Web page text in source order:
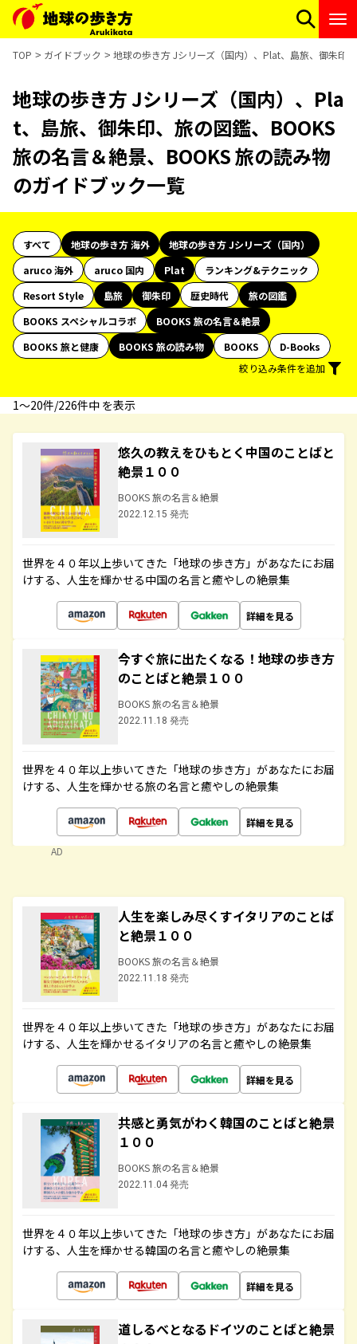
TOP ガイドブック 地球の歩き方 Jシリーズ（国内）、Plat、島旅、御朱印
地球の歩き方 Jシリーズ（国内）、Pla
t、島旅、御朱印、旅の図鑑、BOOKS
旅の名言＆絶景、BOOKS 旅の読み物
のガイドブック一覧
すべて 地球の歩き方 海外
地球の歩き方 Jシリーズ（国内）
aruco 海外
aruco 国内 Plat
ランキング&テクニック
Resort Style
島旅 御朱印 歴史時代
旅の図鑑
BOOKS スペシャルコラボ
BOOKS 旅の名言＆絶景
BOOKS 旅と健康
BOOKS 旅の読み物 BOOKS
D-Books
絞り込み条件を追加
1〜20件/226件中 を表示
悠久の教えをひもとく中国のことばと
絶景１００
BOOKS 旅の名言＆絶景
2022.12.15 発売
世界を４０年以上歩いてきた「地球の歩き方」があなたにお届
けする、人生を輝かせる中国の名言と癒やしの絶景集
詳細を見る
今すぐ旅に出たくなる！地球の歩き方
のことばと絶景１００
BOOKS 旅の名言＆絶景
2022.11.18 発売
世界を４０年以上歩いてきた「地球の歩き方」があなたにお届
けする、人生を輝かせる旅の名言と癒やしの絶景集
詳細を見る
AD
人生を楽しみ尽くすイタリアのことば
と絶景１００
BOOKS 旅の名言＆絶景
2022.11.18 発売
世界を４０年以上歩いてきた「地球の歩き方」があなたにお届
けする、人生を輝かせるイタリアの名言と癒やしの絶景集
詳細を見る
共感と勇気がわく韓国のことばと絶景
１００
BOOKS 旅の名言＆絶景
2022.11.04 発売
世界を４０年以上歩いてきた「地球の歩き方」があなたにお届
けする、人生を輝かせる韓国の名言と癒やしの絶景集
詳細を見る
道しるべとなるドイツのことばと絶景